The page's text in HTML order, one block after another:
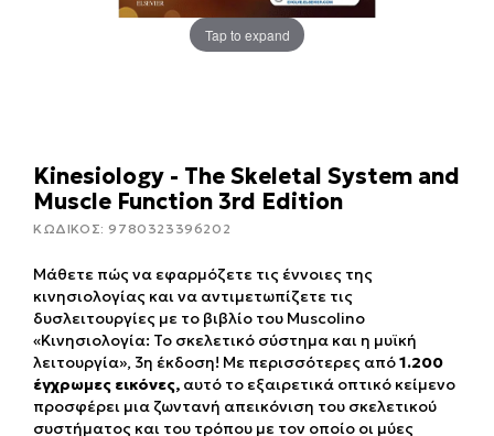
Tap to expand
Kinesiology - The Skeletal System and
Muscle Function 3rd Edition
ΚΩΔΙΚΟΣ:9780323396202
Μάθετε πώς να εφαρμόζετε τις έννοιες της
κινησιολογίας και να αντιμετωπίζετε τις
δυσλειτουργίες με το βιβλίο του Muscolino
«Κινησιολογία: Το σκελετικό σύστημα και η μυϊκή
λειτουργία», 3η έκδοση! Με περισσότερες από1.200
έγχρωμες εικόνες, αυτό το εξαιρετικά οπτικό κείμενο
προσφέρει μια ζωντανή απεικόνιση του σκελετικού
συστήματος και του τρόπου με τον οποίο οι μύες